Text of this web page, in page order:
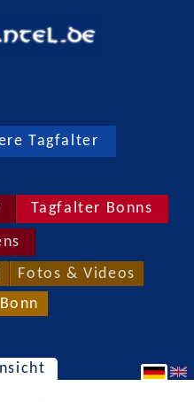
Tagfalter
Tagfalter Bonns
Fotos & Videos